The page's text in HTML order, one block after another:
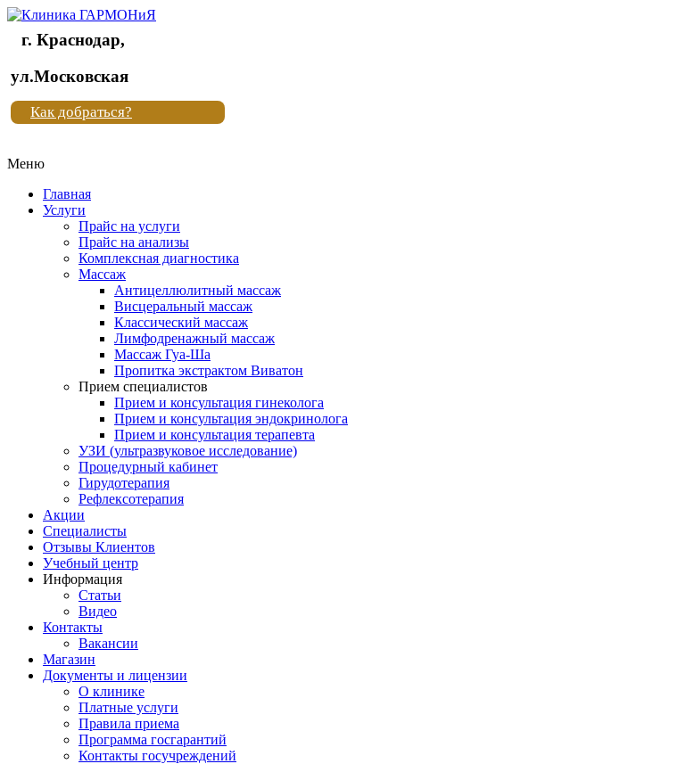
Клиника
"Новая
жизнь"
Клиника
жизнь"
г. Краснодар,
ул.Московская
Как добраться?
Меню
Главная
Услуги
Прайс на услуги
Прайс на анализы
Комплексная диагностика
Массаж
Антицеллюлитный массаж
Висцеральный массаж
Классический массаж
Лимфодренажный массаж
Массаж Гуа-Ша
Пропитка экстрактом Виватон
Прием специалистов
Прием и консультация гинеколога
Прием и консультация эндокринолога
Прием и консультация терапевта
УЗИ (ультразвуковое исследование)
Процедурный кабинет
Гирудотерапия
Рефлексотерапия
Акции
Специалисты
Отзывы Клиентов
Учебный центр
Информация
Статьи
Видео
Контакты
Вакансии
Магазин
Документы и лицензии
О клинике
Платные услуги
Правила приема
Программа госгарантий
Контакты госучреждений